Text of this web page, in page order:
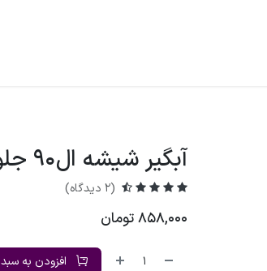
آبگیر شیشه ال90 جلو صادق
(2 دیدگاه)
858,000تومان
افزودن به سبد